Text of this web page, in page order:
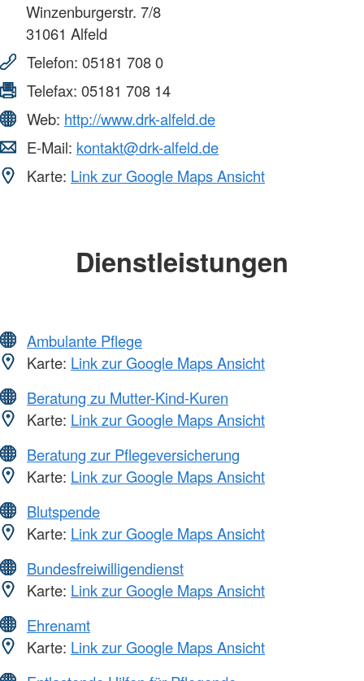
Winzenburgerstr. 7/8
31061 Alfeld
Telefon: 05181 708 0
Telefax: 05181 708 14
Web: http://www.drk-alfeld.de
E-Mail: kontakt@drk-alfeld.de
Karte: Link zur Google Maps Ansicht
Dienstleistungen
Ambulante Pflege
Karte: Link zur Google Maps Ansicht
Beratung zu Mutter-Kind-Kuren
Karte: Link zur Google Maps Ansicht
Beratung zur Pflegeversicherung
Karte: Link zur Google Maps Ansicht
Blutspende
Karte: Link zur Google Maps Ansicht
Bundesfreiwilligendienst
Karte: Link zur Google Maps Ansicht
Ehrenamt
Karte: Link zur Google Maps Ansicht